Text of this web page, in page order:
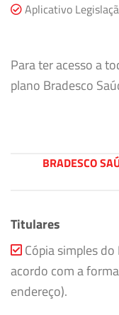
Aplicativo
Para ter acesso a
plano Bradesco
BRADESCO
Titulares
Cópia simples do
acordo com a
endereço).